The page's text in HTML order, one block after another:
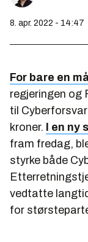
8. apr. 2022 - 14:47
For bare en
regjeringen og
til
kroner. I en ny
fram fredag,
styrke både
vedtatte
for